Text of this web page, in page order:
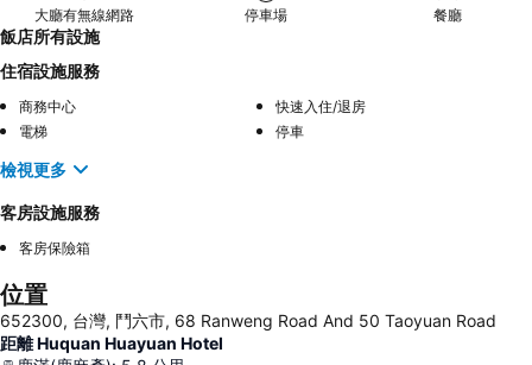
大廳有無線網路 停車場 餐廳
飯店所有設施
住宿設施服務
商務中心
快速入住/退房
電梯
停車
檢視更多
客房設施服務
客房保險箱
位置
652300, 台灣, 鬥六市, 68 Ranweng Road And 50 Taoyuan Road
距離 Huquan Huayuan Hotel